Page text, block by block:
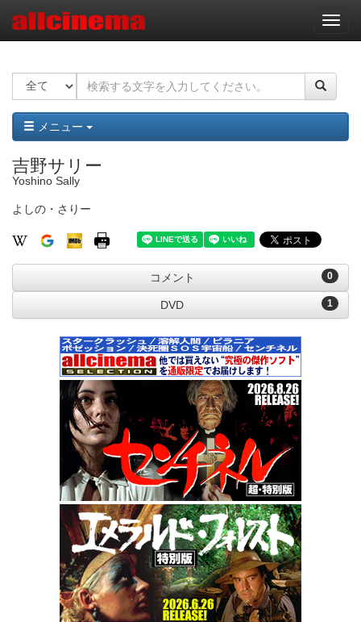
ナ
ビ
ー
ョ
ン
メニュー
吉野サリー
Yoshino Sally
よしの・さりー
0
コメント
1
DVD